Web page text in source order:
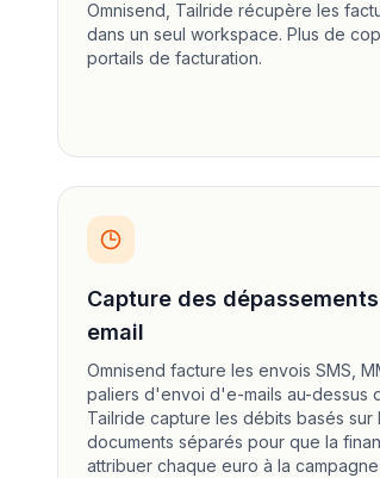
Omnisend, Tailride récupère les
dans un seul workspace. Plus de
portails de facturation.
Capture des dépassements
email
Omnisend facture les envois SMS,
paliers d'envoi d'e-mails au-dessus
Tailride capture les débits basés sur
documents séparés pour que la
attribuer chaque euro à la